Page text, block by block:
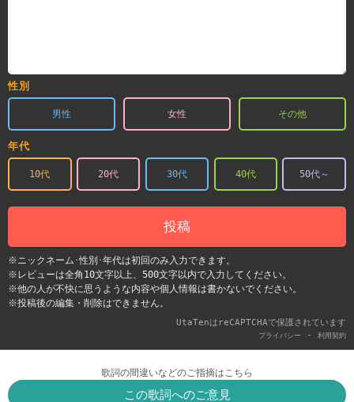
性別
男性 女性 その他
年代
10代 20代 30代 40代 50代～
投稿
※ニックネーム･性別･年代は初回のみ入力できます。
※レビューは全角10文字以上、500文字以内で入力してください。
※他の人が不快に思うような内容や個人情報は書かないでください。
※投稿後の編集・削除はできません。
UtaTenはreCAPTCHAで保護されています
プライバシー - 利用契約
歌詞の間違いなどのご指摘はこちら
この歌詞へのご意見